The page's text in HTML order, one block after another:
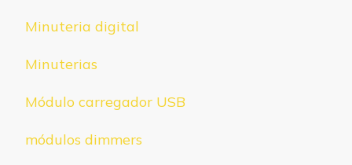
Minuteria digital
Minuterias
Módulo carregador USB
módulos dimmers